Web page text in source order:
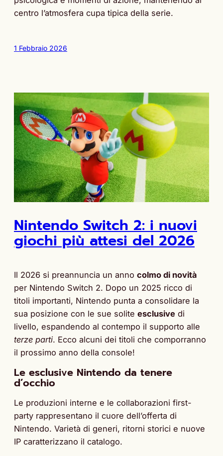
centro l’atmosfera cupa tipica della serie.
1 Febbraio 2026
Nintendo Switch 2: i nuovi
giochi più attesi del 2026
Il 2026 si preannuncia un anno colmo di novità
per Nintendo Switch 2. Dopo un 2025 ricco di
titoli importanti, Nintendo punta a consolidare la
sua posizione con le sue solite esclusive di
livello, espandendo al contempo il supporto alle
terze parti. Ecco alcuni dei titoli che comporranno
il prossimo anno della console!
Le esclusive Nintendo da tenere
d’occhio
Le produzioni interne e le collaborazioni first-
party rappresentano il cuore dell’offerta di
Nintendo. Varietà di generi, ritorni storici e nuove
IP caratterizzano il catalogo.